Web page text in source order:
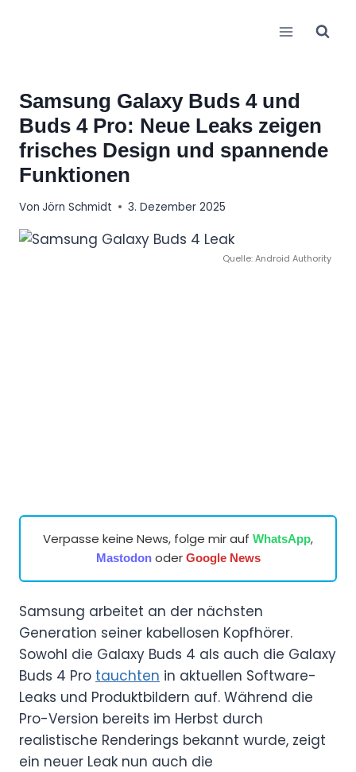
Samsung Galaxy Buds 4 und
Buds 4 Pro: Neue Leaks zeigen
frisches Design und spannende
Funktionen
Von Jörn Schmidt 3. Dezember 2025
Quelle: Android Authority
Verpasse keine News, folge mir auf WhatsApp,
Mastodonoder Google News
Samsung arbeitet an der nächsten
Generation seiner kabellosen Kopfhörer.
Sowohl die Galaxy Buds 4 als auch die Galaxy
Buds 4 Pro tauchten in aktuellen Software-
Leaks und Produktbildern auf. Während die
Pro-Version bereits im Herbst durch
realistische Renderings bekannt wurde, zeigt
ein neuer Leak nun auch die